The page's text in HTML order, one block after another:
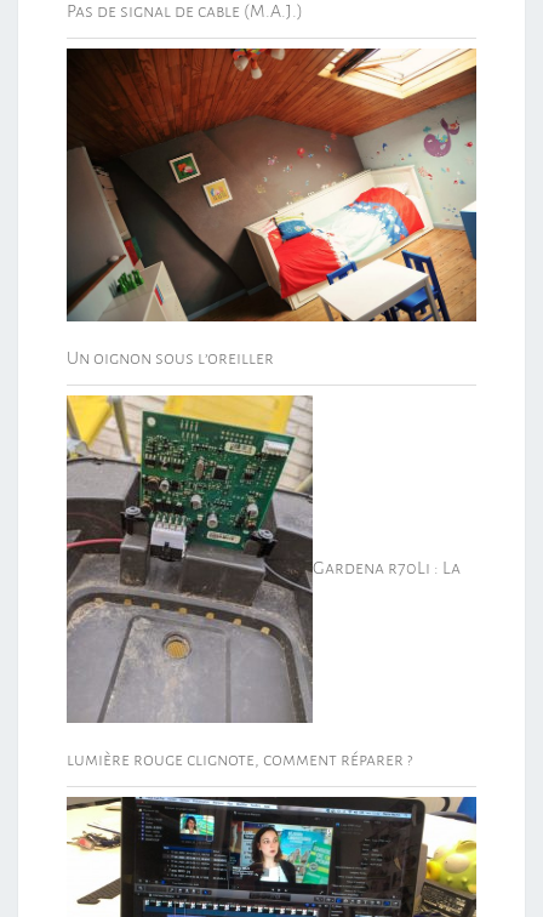
Pas de signal de cable (M.A.J.)
Un oignon sous l’oreiller
Gardena r70Li : La
lumière rouge clignote, comment réparer ?